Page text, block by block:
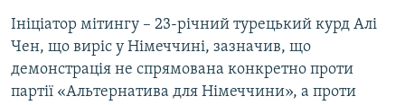
Ініціатор мітингу – 23-річний турецький курд Алі
Чен, що виріс у Німеччині, зазначив, що
демонстрація не спрямована конкретно проти
партії «Альтернатива для Німеччини», а проти